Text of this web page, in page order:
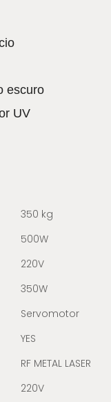
escuro
UV
350 kg
500W
220V
350W
Servomotor
YES
RF METAL LASER
220V